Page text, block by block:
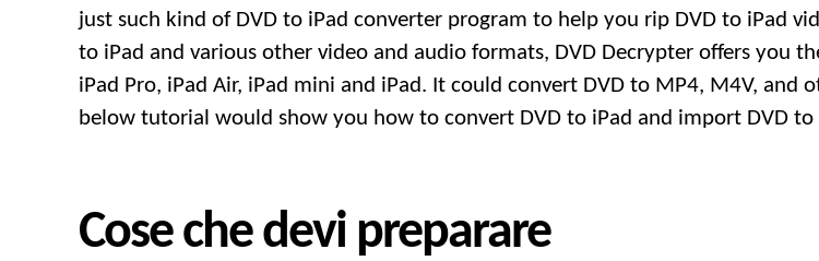
just such kind of DVD to iPad converter program to help you rip DVD to iPad
to iPad and various other video and audio formats, DVD Decrypter offers you
iPad Pro, iPad Air, iPad mini and iPad. It could convert DVD to MP4, M4V, and
below tutorial would show you how to convert DVD to iPad and import DVD to
Cose che devi preparare